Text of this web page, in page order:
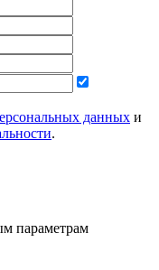
данных и
.
параметрам